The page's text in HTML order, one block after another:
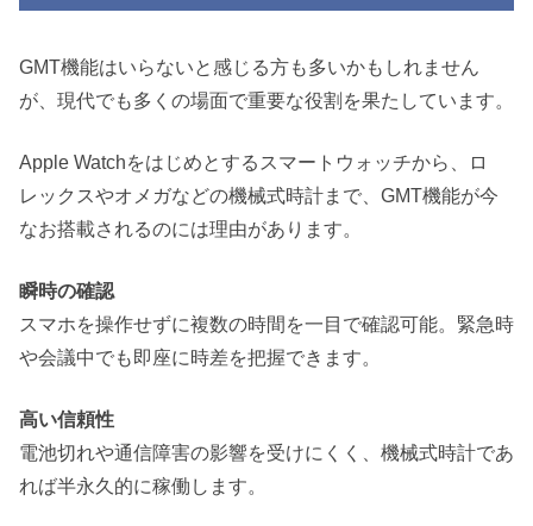
GMT機能はいらないと感じる方も多いかもしれません
が、現代でも多くの場面で重要な役割を果たしています。
Apple Watchをはじめとするスマートウォッチから、ロ
レックスやオメガなどの機械式時計まで、GMT機能が今
なお搭載されるのには理由があります。
瞬時の確認
スマホを操作せずに複数の時間を一目で確認可能。緊急時
や会議中でも即座に時差を把握できます。
高い信頼性
電池切れや通信障害の影響を受けにくく、機械式時計であ
れば半永久的に稼働します。